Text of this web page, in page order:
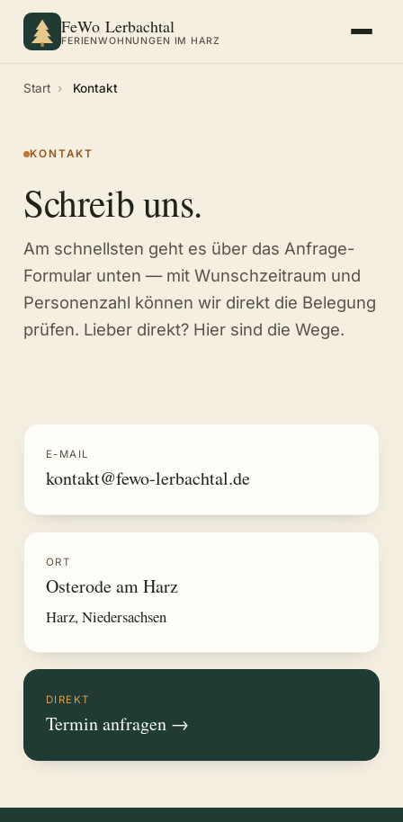
FeWo Lerbachtal
FERIENWOHNUNGEN IM HARZ
Start › Kontakt
KONTAKT
Schreib uns.
Am schnellsten geht es über das Anfrage-
Formular unten — mit Wunschzeitraum und
Personenzahl können wir direkt die Belegung
prüfen. Lieber direkt? Hier sind die Wege.
E-MAIL
kontakt@fewo-lerbachtal.de
ORT
Osterode am Harz
Harz, Niedersachsen
DIREKT
Termin anfragen →